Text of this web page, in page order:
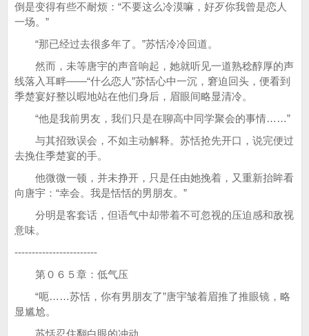
倒是变得有些不耐烦：“不要这么冷漠嘛，好歹你我曾是恋人
一场。”
“那已经过去很多年了。”苏恬冷冷回道。
然而，未等唐宇的声音响起，她就听见一道熟稔醇厚的声
线落入耳畔——“什么恋人”苏恬心中一沉，窘迫回头，便看到
季楚宴好整以暇地站在他们身后，眉眼间略显清冷。
“他是我前男友，我们只是在聊高中同学聚会的事情……”
与其招致误会，不如主动解释。苏恬抢先开口，说完便过
去挽住季楚宴的手。
他微微一顿，并未挣开，只是任由她挽着，又重新抬眸看
向唐宇：“幸会。我是恬恬的男朋友。”
分明是客套话，但语气中却带着不可忽视的压迫感和敌视
意味。
------------------------
第０６５章：低气压
“呃……苏恬，你有男朋友了”唐宇皱着眉推了推眼镜，略
显尴尬。
苏恬忍住翻白眼的冲动。